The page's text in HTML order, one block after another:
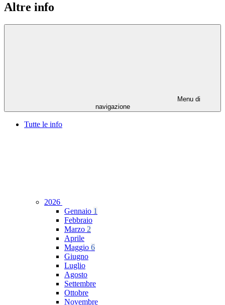
Altre info
Menu di
navigazione
Tutte le info
2026
Gennaio 1
Febbraio
Marzo 2
Aprile
Maggio 6
Giugno
Luglio
Agosto
Settembre
Ottobre
Novembre